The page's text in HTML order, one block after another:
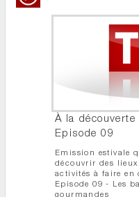
À la
Episode 09
Emission estivale
découvrir des
activités à faire en
Episode 09 - Les